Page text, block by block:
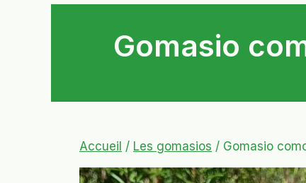
Gomasio
Accueil / Les gomasios / Gomasio